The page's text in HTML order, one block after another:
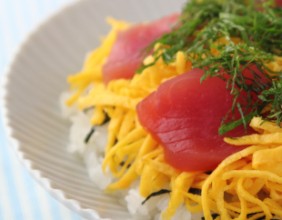
調味
お酢ドリンク ぽん
みりん風・料理酒 鍋用
新商品一覧
キャンペーン情報
ブランド・スペシャルサイト
ブランド・スペシャルサイト トップ
商品ブランドサイト
Fibee（ファイビー）
企業情報